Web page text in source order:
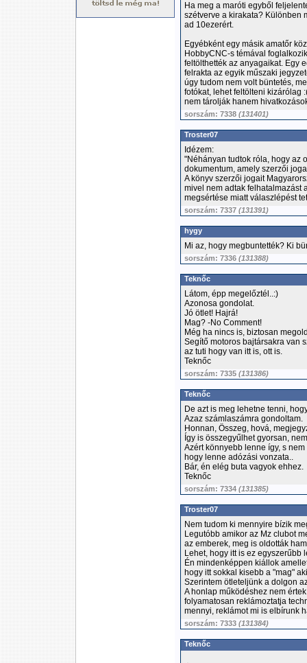
Ha meg a maróti egyből
szétverve a kirakata? Különben
ad 10ezerért.
Egyébként egy másik amatőr
HobbyCNC-s témával
feltölthették az anyagaikat. Egy
felrakta az egyik műszaki
úgy tudom nem volt büntetés,
fotókat, lehet feltölteni kizárólag
nem tárolják hanem
sorszám: 7338 (131401)
Troster07
Idézem:
"Néhányan tudtok róla, hogy az
dokumentum, amely szerzői
A könyv szerzői jogait
mivel nem adtak felhatalmazást
megsértése miatt válaszlépést
sorszám: 7337 (131391)
hygy
Mi az, hogy megbuntették? Ki
sorszám: 7336 (131388)
Teknőc
Látom, épp megelőztél..:)
Azonosa gondolat.
Jó ötlet! Hajrá!
Mag? -No Comment!
Még ha nincs is, biztosan
Segítő motoros bajtársakra van
az tuti hogy van itt is, ott is.
Teknőc
sorszám: 7335 (131386)
Teknőc
De azt is meg lehetne tenni,
Azaz számlaszámra gondoltam.
Honnan, Összeg, hová,
Így is összegyűlhet gyorsan,
Azért könnyebb lenne így, s nem
hogy lenne adózási vonzata..
Bár, én elég buta vagyok ehhez.
Teknőc
sorszám: 7334 (131385)
Troster07
Nem tudom ki mennyire bízik
Legutóbb amikor az Mz clubot
az emberek, meg is oldották
Lehet, hogy itt is ez egyszerűbb
Én mindenképpen kiállok
hogy itt sokkal kisebb a "mag"
Szerintem ötleteljünk a dolgon
A honlap működéshez nem
folyamatosan reklámoztatja
mennyi, reklámot mi is elbírunk
sorszám: 7333 (131384)
Teknőc